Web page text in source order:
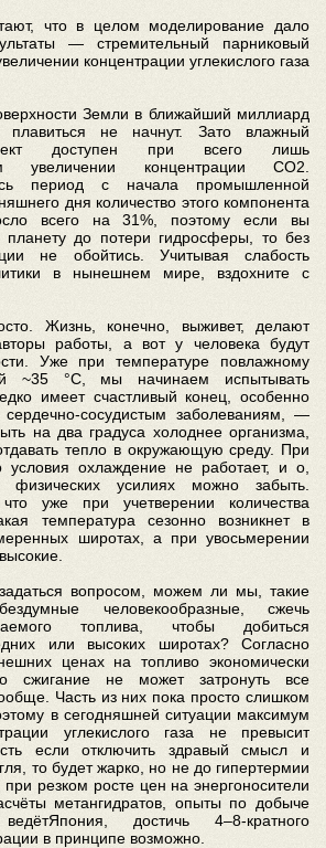
что в целом моделирование дало
— стремительный парниковый
концентрации углекислого газа
Земли в ближайший миллиард
плавиться не начнут. Зато влажный
доступен при всего лишь
увеличении концентрации CO2.
период с начала промышленной
дня количество этого компонента
всего на 31%, поэтому если вы
планету до потери гидросферы, то без
не обойтись. Учитывая слабость
в нынешнем мире, вздохните с
Жизнь, конечно, выживет, делают
работы, а вот у человека будут
Уже при температуре повлажному
~35 °C, мы начинаем испытывать
имеет счастливый конец, особенно
сосудистым заболеваниям, —
на два градуса холоднее организма,
тепло в окружающую среду. При
условия охлаждение не работает, и о,
усилиях можно забыть.
уже при учетверении количества
температура сезонно возникнет в
широтах, а при увосьмерении
вопросом, можем ли мы, такие
человекообразные, сжечь
топлива, чтобы добиться
или высоких широтах? Согласно
ценах на топливо экономически
сжигание не может затронуть все
Часть из них пока просто слишком
в сегодняшней ситуации максимум
углекислого газа не превысит
если отключить здравый смысл и
то будет жарко, но не до гипертермии
резком росте цен на энергоносители
метангидратов, опыты по добыче
достичь 4–8-кратного
в принципе возможно.